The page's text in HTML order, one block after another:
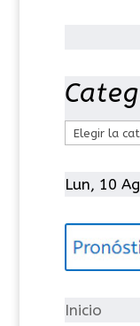
t
g
í
Lun, 10
Inicio